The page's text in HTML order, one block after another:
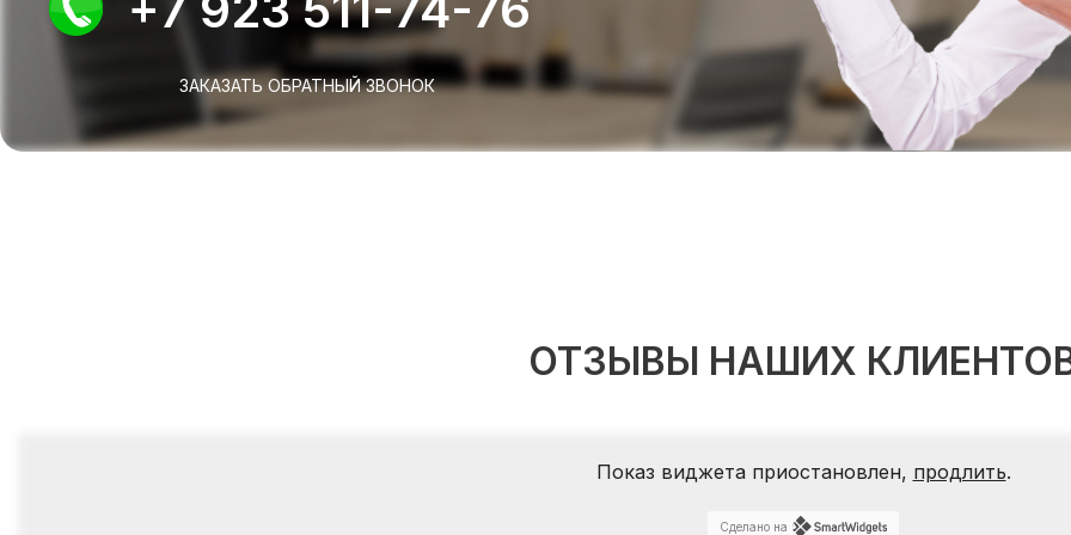
ЗАКАЗАТЬ ОБРАТНЫЙ ЗВОНОК
ОТЗЫВЫ НАШИХ
Показ виджета приостановлен, продлить.
Сделано на